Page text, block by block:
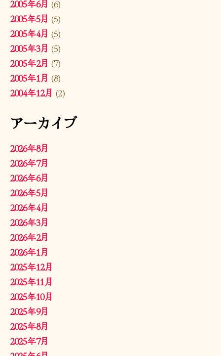
2005年6月 (6)
2005年5月 (5)
2005年4月 (5)
2005年3月 (5)
2005年2月 (7)
2005年1月 (8)
2004年12月 (2)
アーカイブ
2026年8月
2026年7月
2026年6月
2026年5月
2026年4月
2026年3月
2026年2月
2026年1月
2025年12月
2025年11月
2025年10月
2025年9月
2025年8月
2025年7月